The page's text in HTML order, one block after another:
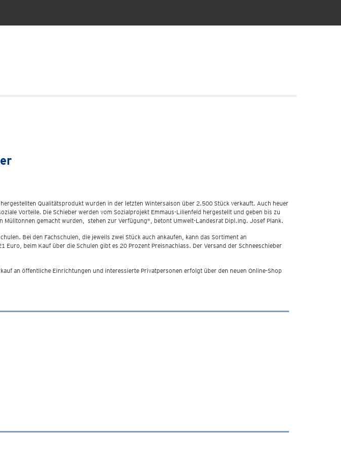
Qualitätsprodukt wurden in der letzten Wintersaison über 2.500 Stück verkauft. Auch heuer
Vorteile. Die Schieber werden vom Sozialprojekt Emmaus-Lilienfeld hergestellt und geben bis zu
gemacht wurden, stehen zur Verfügung", betont Umwelt-Landesrat Dipl.Ing. Josef Plank.
Bei den Fachschulen, die jeweils zwei Stück auch ankaufen, kann das Sortiment an
beim Kauf über die Schulen gibt es 20 Prozent Preisnachlass. Der Versand der Schneeschieber
an öffentliche Einrichtungen und interessierte Privatpersonen erfolgt über den neuen Online-Shop